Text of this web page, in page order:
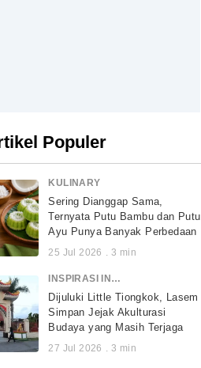
Populer
KULINARY
Sering Dianggap Sama,
Ternyata Putu Bambu dan Putu
Ayu Punya Banyak Perbedaan
25 Jul 2026 . 3 min
INSPIRASI INDONESIA
Dijuluki Little Tiongkok, Lasem
Simpan Jejak Akulturasi
Budaya yang Masih Terjaga
27 Jul 2026 . 3 min